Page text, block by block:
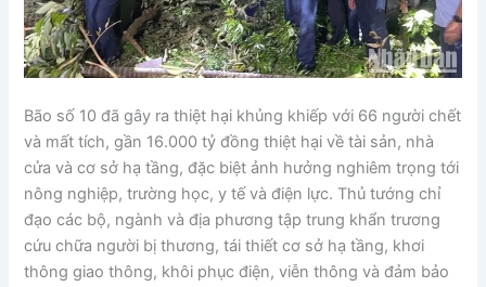
Bão số 10 đã gây ra thiệt hại khủng khiếp với 66 người chết
và mất tích, gần 16.000 tỷ đồng thiệt hại về tài sản, nhà
cửa và cơ sở hạ tầng, đặc biệt ảnh hưởng nghiêm trọng tới
nông nghiệp, trường học, y tế và điện lực. Thủ tướng chỉ
đạo các bộ, ngành và địa phương tập trung khẩn trương
cứu chữa người bị thương, tái thiết cơ sở hạ tầng, khơi
thông giao thông, khôi phục điện, viễn thông và đảm bảo